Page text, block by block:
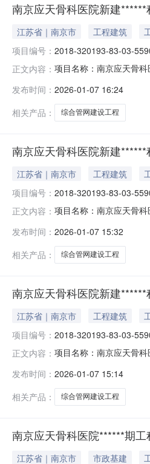
南京应天骨科医院新建
江苏省｜南京市 工程建筑
项目编号： 2018-320193-83-03-
正文内容： 项目名称：南京应天骨
发布时间： 2026-01-07 16:24
相关产品：
综合管网建设工程
南京应天骨科医院新建
江苏省｜南京市 工程建筑
项目编号： 2018-320193-83-03-
正文内容： 项目名称：南京应天骨
发布时间： 2026-01-07 15:32
相关产品：
综合管网建设工程
南京应天骨科医院新建
江苏省｜南京市 工程建筑
项目编号： 2018-320193-83-03-
正文内容： 项目名称：南京应天骨
发布时间： 2026-01-07 15:14
相关产品：
综合管网建设工程
南京应天骨科医院******期
江苏省｜南京市 市政基建